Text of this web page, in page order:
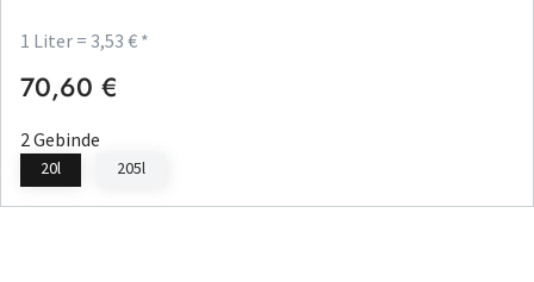
1 Liter = 3,53 € *
Regulärer Preis:
70,60 €
2 Gebinde
20l 205l